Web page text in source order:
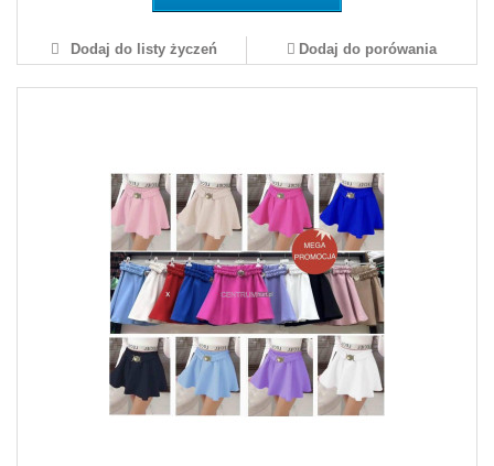
Dodaj do listy życzeń Dodaj do porówania